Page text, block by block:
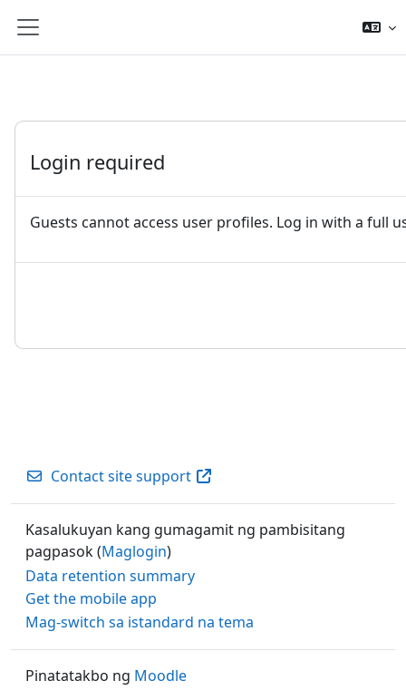
Side panel
Login required
Guests cannot access user profiles. Log in with a full
Contact site support
Kasalukuyan kang gumagamit ng pambisitang
pagpasok (Maglogin)
Data retention summary
Get the mobile app
Mag-switch sa istandard na tema
Pinatatakbo ng Moodle